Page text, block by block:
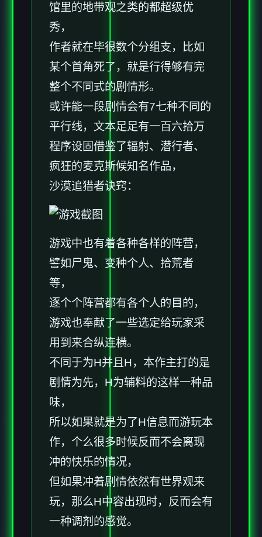
馆里的地带观之类的都超级优
秀，
作者就在毕很数个分组支，比如
某个首角死了，就是行得够有完
整个不同式的剧情形。
或许能一段剧情会有7七种不同的
平行线，文本足足有一百六拾万
程序设固借鉴了辐射、潜行者、
疯狂的麦克斯候知名作品，
沙漠追猎者诀窍：
游戏中也有着各种各样的阵营，
譬如尸鬼、变种个人、拾荒者
等，
逐个个阵营都有各个人的目的，
游戏也奉献了一些选定给玩家采
用到来合纵连横。
不同于为H并且H，本作主打的是
剧情为先，H为辅料的这样一种品
味，
所以如果就是为了H信息而游玩本
作，个么很多时候反而不会离现
冲的快乐的情况，
但如果冲着剧情依然有世界观来
玩，那么H中容出现时，反而会有
一种调剂的感觉。